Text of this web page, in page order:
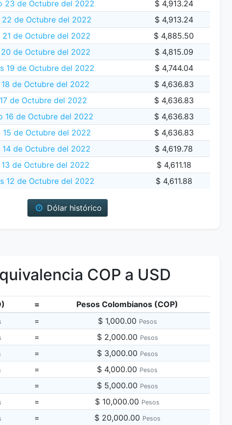
23 de Octubre del 2022
$ 4,913.24
22 de Octubre del 2022
$ 4,913.24
21 de Octubre del 2022
$ 4,885.50
de Octubre del 2022
$ 4,815.09
19 de Octubre del 2022
$ 4,744.04
de Octubre del 2022
$ 4,636.83
de Octubre del 2022
$ 4,636.83
16 de Octubre del 2022
$ 4,636.83
15 de Octubre del 2022
$ 4,636.83
14 de Octubre del 2022
$ 4,619.78
de Octubre del 2022
$ 4,611.18
12 de Octubre del 2022
$ 4,611.88
Dólar histórico
COP a USD
=
Pesos Colombianos (COP)
= $ 1,000.00 Pesos
= $ 2,000.00 Pesos
= $ 3,000.00 Pesos
= $ 4,000.00 Pesos
= $ 5,000.00 Pesos
= $ 10,000.00 Pesos
= $ 20,000.00 Pesos